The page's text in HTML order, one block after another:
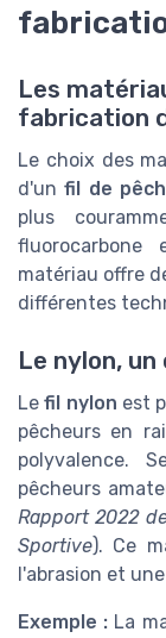
Les
fabrication
Le choix des
d'unfil de
plus
matériau offre
différentes
Le nylon,
Lefil nylon est
pêcheurs en
polyvalence.
pêcheurs
Rapport 2022
Sportive). Ce
l'abrasion et
Exemple : La